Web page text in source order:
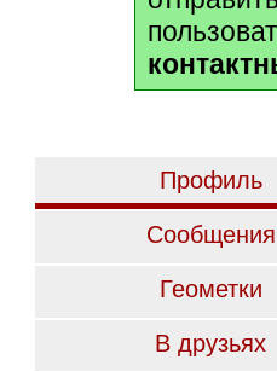
Профиль
Сообщения
Геометки
В друзьях